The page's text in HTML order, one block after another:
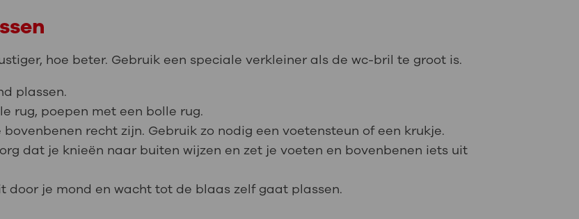
hoe beter. Gebruik een speciale verkleiner als de wc-bril te groot is.
plassen.
rug, poepen met een bolle rug.
recht zijn. Gebruik zo nodig een voetensteun of een krukje.
dat je knieën naar buiten wijzen en zet je voeten en bovenbenen iets uit
door je mond en wacht tot de blaas zelf gaat plassen.